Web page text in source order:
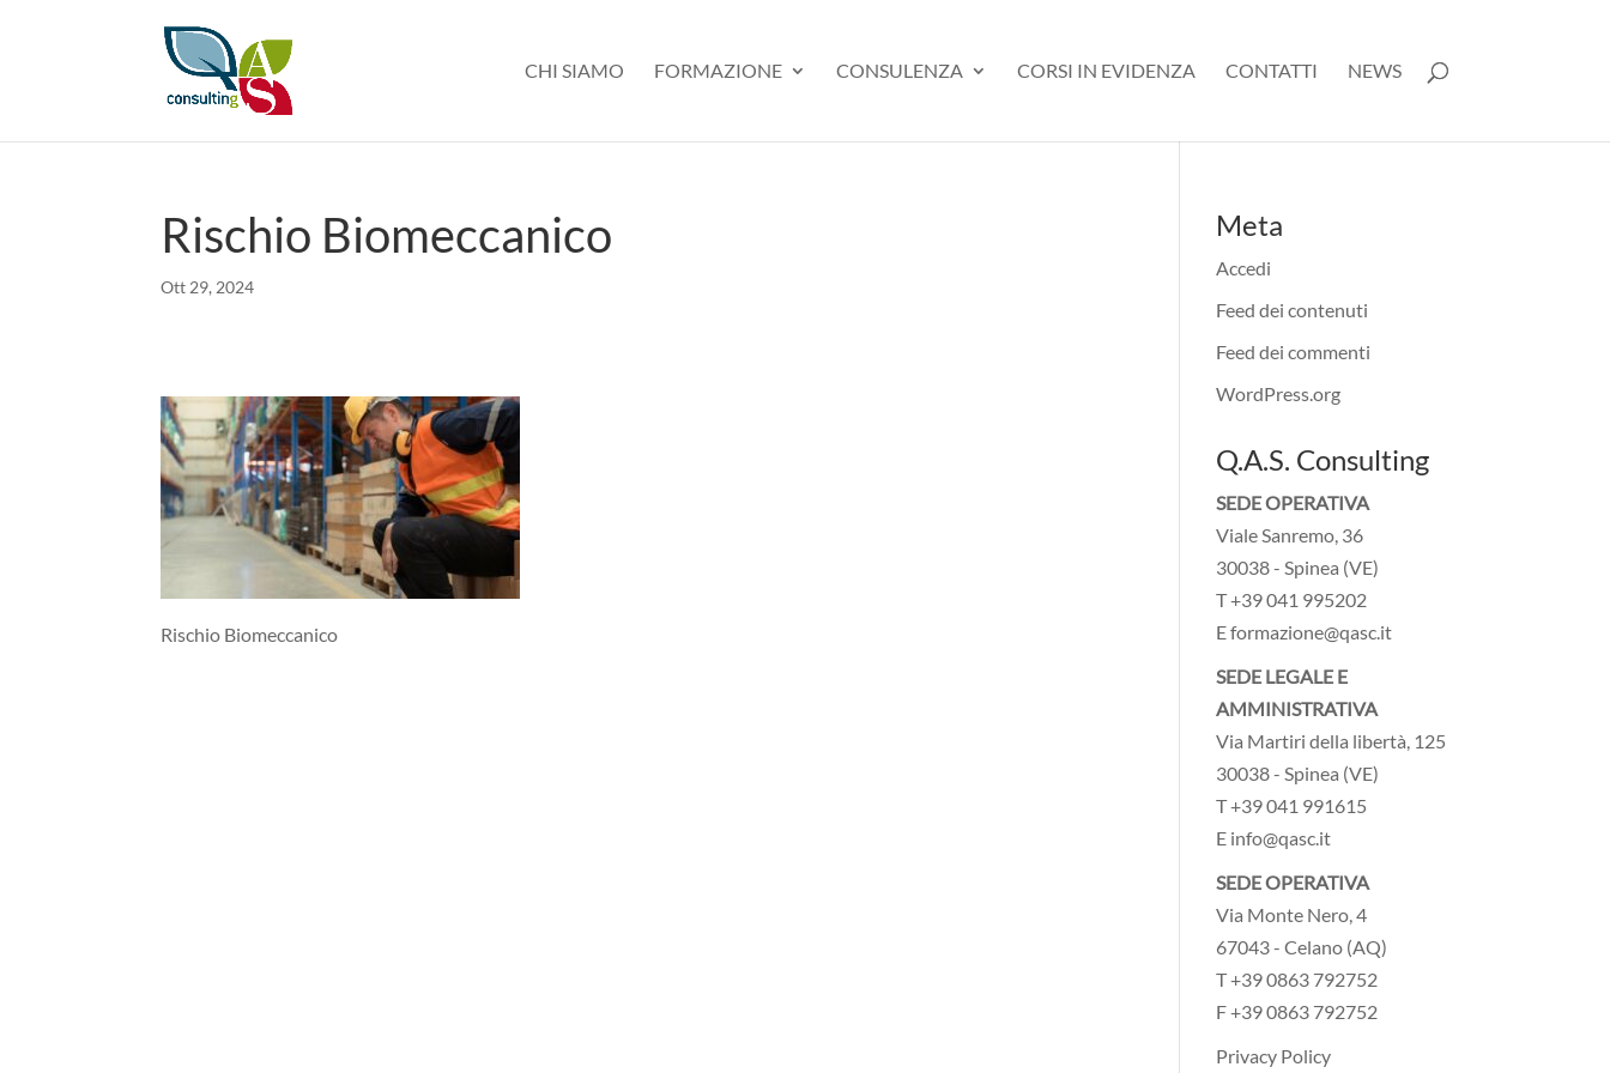
CHI SIAMO FORMAZIONE CONSULENZA CORSI IN EVIDENZA CONTATTI NEWS
Rischio Biomeccanico
Ott 29, 2024
Rischio Biomeccanico
Meta
Accedi
Feed dei contenuti
Feed dei commenti
WordPress.org
Q.A.S. Consulting
SEDE OPERATIVA
Viale Sanremo, 36
30038 - Spinea (VE)
T +39 041 995202
E formazione@qasc.it
SEDE LEGALE E
AMMINISTRATIVA
Via Martiri della libertà, 125
30038 - Spinea (VE)
T +39 041 991615
E info@qasc.it
SEDE OPERATIVA
Via Monte Nero, 4
67043 - Celano (AQ)
T +39 0863 792752
F +39 0863 792752
Privacy Policy